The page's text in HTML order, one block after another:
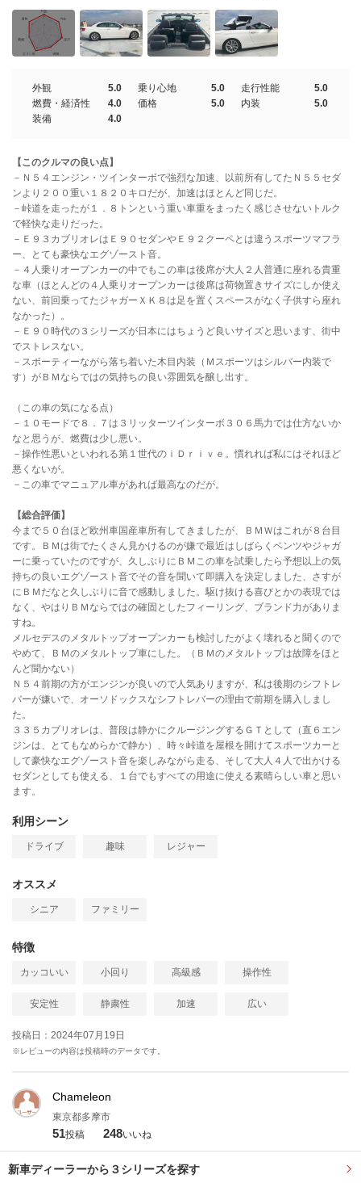
外観 5.0 乗り心地 5.0 走行性能
5.0
燃費・経済性
4.0 価格 5.0 内装
5.0
装備
4.0
【このクルマの良い点】
－Ｎ５４エンジン・ツインターボで強烈な加速、以前所有してたＮ５５セダ
ンより２００重い１８２０キロだが、加速はほとんど同じだ。
－峠道を走ったが１．８トンという重い車重をまったく感じさせないトルク
で軽快な走りだった。
－Ｅ９３カブリオレはＥ９０セダンやＥ９２クーペとは違うスポーツマフラ
ー、とても豪快なエグゾースト音。
－４人乗りオープンカーの中でもこの車は後席が大人２人普通に座れる貴重
な車（ほとんどの４人乗りオープンカーは後席は荷物置きサイズにしか使え
ない、前回乗ってたジャガーＸＫ８は足を置くスペースがなく子供すら座れ
なかった）。
－Ｅ９０時代の３シリーズが日本にはちょうど良いサイズと思います、街中
でストレスない。
－スポーティーながら落ち着いた木目内装（Ｍスポーツはシルバー内装で
す）がＢＭならではの気持ちの良い雰囲気を醸し出す。
（この車の気になる点）
－１０モードで８．７は３リッターツインターボ３０６馬力では仕方ないか
なと思うが、燃費は少し悪い。
－操作性悪いといわれる第１世代のｉＤｒｉｖｅ。慣れれば私にはそれほど
悪くないが。
－この車でマニュアル車があれば最高なのだが。
【総合評価】
今まで５０台ほど欧州車国産車所有してきましたが、ＢＭＷはこれが８台目
です。ＢＭは街でたくさん見かけるのが嫌で最近はしばらくベンツやジャガ
ーに乗っていたのですが、久しぶりにＢＭこの車を試乗したら予想以上の気
持ちの良いエグゾースト音でその音を聞いて即購入を決定しました、さすが
にＢＭだなと久しぶりに音で感動しました。駆け抜ける喜びとかの表現では
なく、やはりＢＭならではの確固としたフィーリング、ブランド力がありま
すね。
メルセデスのメタルトップオープンカーも検討したがよく壊れると聞くので
やめて、ＢＭのメタルトップ車にした。（ＢＭのメタルトップは故障をほと
んど聞かない）
Ｎ５４前期の方がエンジンが良いので人気ありますが、私は後期のシフトレ
バーが嫌いで、オーソドックスなシフトレバーの理由で前期を購入しまし
た。
３３５カブリオレは、普段は静かにクルージングするＧＴとして（直６エン
ジンは、とてもなめらかで静か）、時々峠道を屋根を開けてスポーツカーと
して豪快なエグゾースト音を楽しみながら走る、そして大人４人で出かける
セダンとしても使える、１台でもすべての用途に使える素晴らしい車と思い
ます。
利用シーン
ドライブ 趣味 レジャー
オススメ
シニア ファミリー
特徴
カッコいい 小回り 高級感 操作性
安定性 静粛性 加速 広い
投稿日：2024年07月19日
※レビューの内容は投稿時のデータです。
Chameleon
東京都多摩市
51投稿 248いいね
新車ディーラーから３シリーズを探す